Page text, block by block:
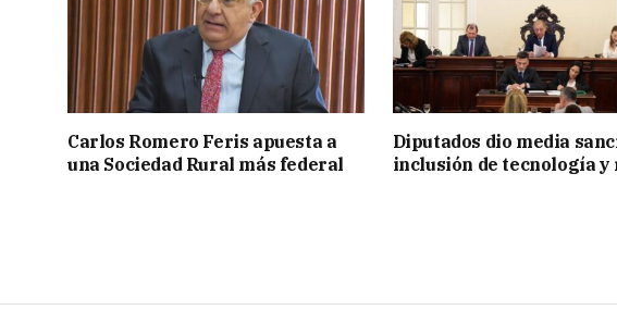
Carlos Romero Feris apuesta a
una Sociedad Rural más federal
Diputados dio media
inclusión de tecnología y